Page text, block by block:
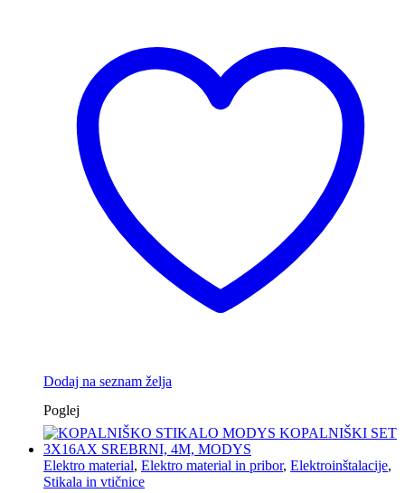
Dodaj na seznam želja
Poglej
Elektro material, Elektro material in pribor, Elektroinštalacije,
Stikala in vtičnice